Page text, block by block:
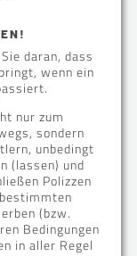
daran, dass
wenn ein
nur zum
sondern
unbedingt
(lassen) und
Polizzen
(bzw.
Bedingungen
in aller Regel